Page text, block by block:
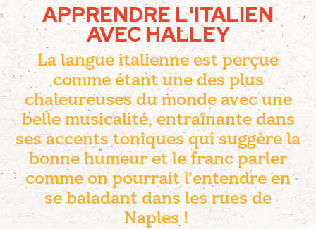
APPRENDRE L'ITALIEN
AVEC HALLEY
La langue italienne est perçue
comme étant une des plus
chaleureuses du monde avec une
belle musicalité, entraînante dans
ses accents toniques qui suggère la
bonne humeur et le franc parler
comme on pourrait l’entendre en
se baladant dans les rues de
Naples !